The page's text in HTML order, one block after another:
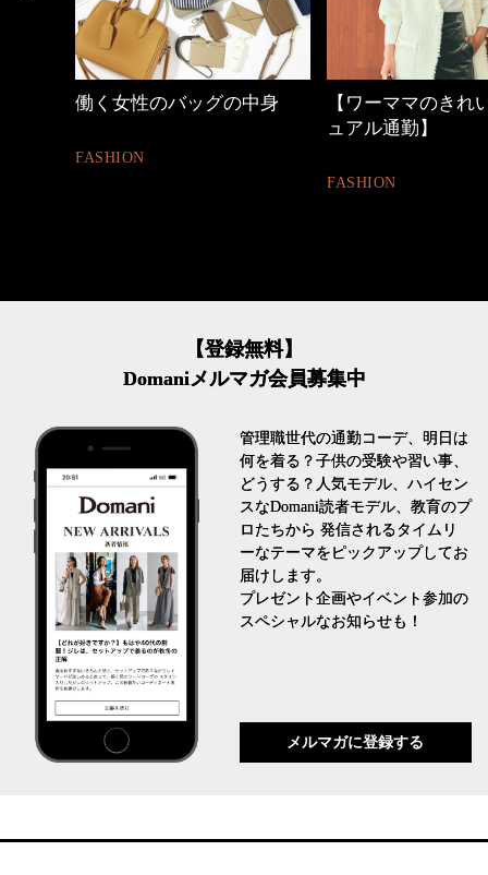
働く女性のバッグの中身
FASHION
【ワーママのきれ
ュアル通勤】
FASHION
【登録無料】
Domaniメルマガ会員募集中
管理職世代の通勤コーデ、明日は
何を着る？子供の受験や習い事、
どうする？人気モデル、ハイセン
スなDomani読者モデル、教育のプ
ロたちから 発信されるタイムリ
ーなテーマをピックアップしてお
届けします。
プレゼント企画やイベント参加の
スペシャルなお知らせも！
メルマガに登録する